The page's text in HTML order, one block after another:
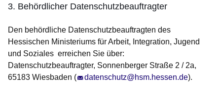
3. Behördlicher Datenschutzbeauftragter
Den behördliche Datenschutzbeauftragten des
Hessischen Ministeriums für Arbeit, Integration, Jugend
und Soziales erreichen Sie über:
Datenschutzbeauftragter, Sonnenberger Straße 2 / 2a,
65183 Wiesbaden (
datenschutz@hsm.hessen.de).